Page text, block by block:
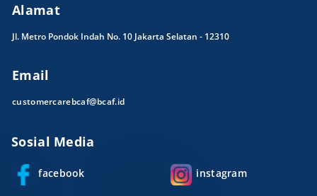
Alamat
Jl. Metro Pondok Indah No. 10 Jakarta Selatan - 12310
Email
customercarebcaf@bcaf.id
Sosial Media
facebook instagram